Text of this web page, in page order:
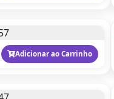
Adicionar ao Carrinho